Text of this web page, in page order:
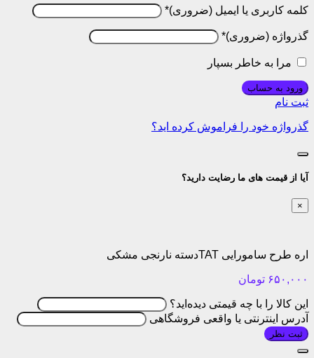
کلمه کاربری یا ایمیل *
گذرواژه *
مرا به خاطر بسپار
ورود به حساب
ثبت نام
گذرواژه خود را فراموش کرده اید؟
آیا از قیمت های ما رضایت دارید؟
×
اره طرح سامورایی TATدسته نارنجی مشکی
۶۵۰,۰۰۰ تومان
این کالا را با چه قیمتی دیده‌اید؟
آدرس اینترنتی یا واقعی فروشگاهی
ثبت نظر